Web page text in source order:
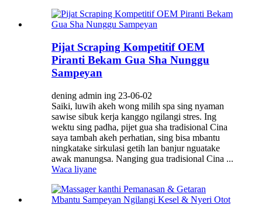
Pijat Scraping Kompetitif OEM
Piranti Bekam Gua Sha Nunggu
Sampeyan
dening admin ing 23-06-02
Saiki, luwih akeh wong milih spa sing nyaman
sawise sibuk kerja kanggo ngilangi stres. Ing
wektu sing padha, pijet gua sha tradisional Cina
saya tambah akeh perhatian, sing bisa mbantu
ningkatake sirkulasi getih lan banjur nguatake
awak manungsa. Nanging gua tradisional Cina ...
Waca liyane